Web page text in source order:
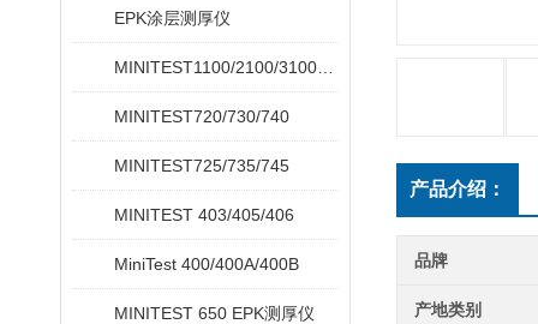
EPK涂层测厚仪
MINITEST720/730/740
MINITEST725/735/745
MINITEST 403/405/406
MiniTest 400/400A/400B
MINITEST 650 EPK测厚仪
产品介绍：
品牌
产地类别